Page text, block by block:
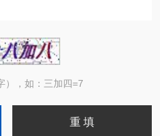
），如：三加四=7